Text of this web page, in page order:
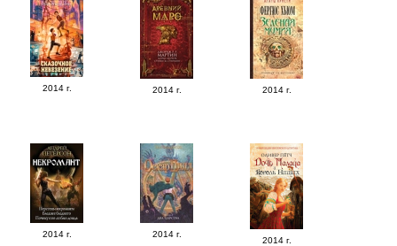
2014 г. 2014 г. 2014 г.
2014 г. 2014 г.
2014 г.